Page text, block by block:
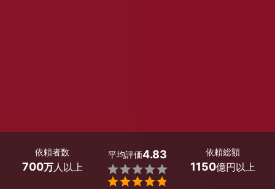
依頼者数
700万人以上
平均評価4.83


依頼総額
1150億円以上